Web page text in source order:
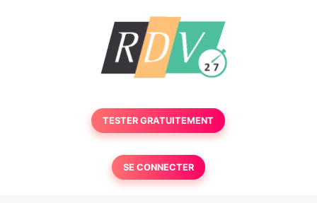
TESTER GRATUITEMENT
SE CONNECTER